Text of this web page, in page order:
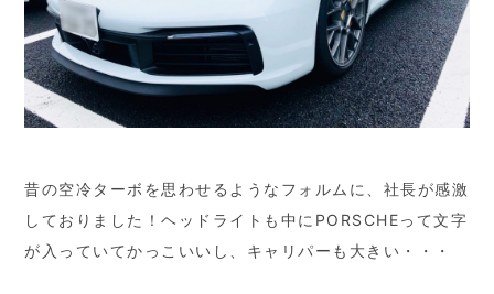
昔の空冷ターボを思わせるようなフォルムに、社長が感激
しておりました！ヘッドライトも中にPORSCHEって文字
が入っていてかっこいいし、キャリパーも大きい・・・